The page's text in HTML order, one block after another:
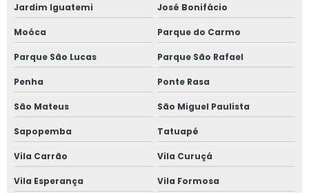
Jardim Iguatemi José Bonifácio
Moóca Parque do Carmo
Parque São Lucas Parque São Rafael
Penha Ponte Rasa
São Mateus São Miguel Paulista
Sapopemba Tatuapé
Vila Carrão Vila Curuçá
Vila Esperança Vila Formosa